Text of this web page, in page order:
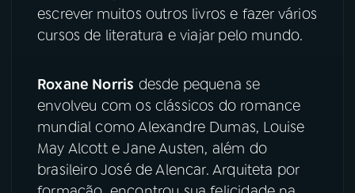
ACOMPANHE A RÁDIO MEC
Instagram X
TikTok
escrever muitos outros livros e fazer vários
cursos de literatura e viajar pelo mundo.
Roxane Norris desde pequena se
envolveu com os clássicos do romance
mundial como Alexandre Dumas, Louise
May Alcott e Jane Austen, além do
brasileiro José de Alencar. Arquiteta por